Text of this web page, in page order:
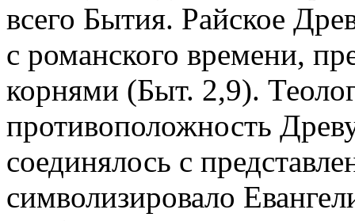
всего Бытия. Райское
с романского времени,
корнями (Быт. 2,9).
противоположность
соединялось с
символизировало